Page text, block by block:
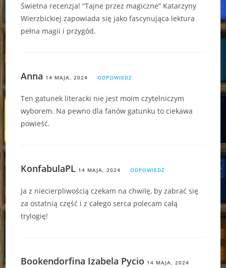
Świetna recenzja! “Tajne przez magiczne” Katarzyny
Wierzbickiej zapowiada się jako fascynująca lektura
pełna magii i przygód.
Anna 14 MAJA, 2024 ODPOWIEDZ
Ten gatunek literacki nie jest moim czytelniczym
wyborem. Na pewno dla fanów gatunku to ciekawa
powieść.
KonfabulaPL 14 MAJA, 2024 ODPOWIEDZ
Ja z niecierpliwością czekam na chwilę, by zabrać się
za ostatnią część i z całego serca polecam całą
trylogię!
Bookendorfina Izabela Pycio 14 MAJA, 2024